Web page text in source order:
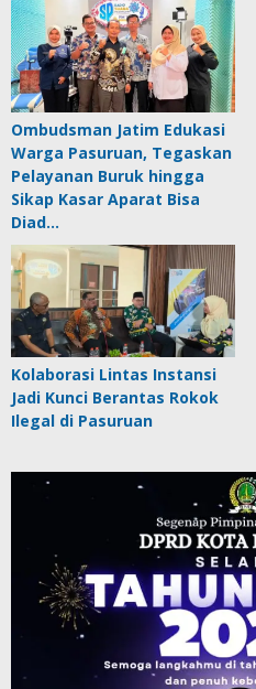
Ombudsman Jatim Edukasi
Warga Pasuruan, Tegaskan
Pelayanan Buruk hingga
Sikap Kasar Aparat Bisa
Diad…
Kolaborasi Lintas Instansi
Jadi Kunci Berantas Rokok
Ilegal di Pasuruan